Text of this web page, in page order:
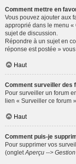
Comment mettre en
Vous pouvez ajouter aux
approprié dans le menu «
sujet de discussion.
Répondre à un sujet en
réponse est postée »
Haut
Comment surveiller des
Pour surveiller un forum
lien « Surveiller ce forum
Haut
Comment puis-je
Pour supprimer vos
(onglet Aperçu -->